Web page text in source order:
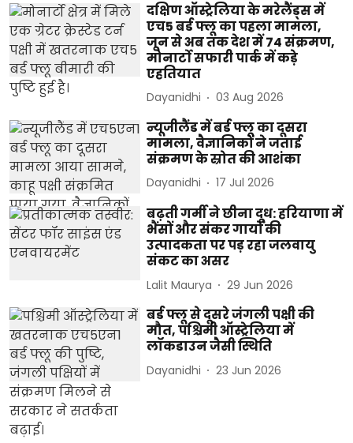
दक्षिण ऑस्ट्रेलिया के मरेलैंड्स में
एच5 बर्ड फ्लू का पहला मामला,
जून से अब तक देश में 74 संक्रमण,
मोनार्टो सफारी पार्क में कड़े
एहतियात
Dayanidhi 03 Aug 2026
न्यूजीलैंड में बर्ड फ्लू का दूसरा
मामला, वैज्ञानिकों ने जताई
संक्रमण के स्रोत की आशंका
Dayanidhi 17 Jul 2026
बढ़ती गर्मी ने छीना दूध: हरियाणा में
भैंसों और संकर गायों की
उत्पादकता पर पड़ रहा जलवायु
संकट का असर
Lalit Maurya 29 Jun 2026
बर्ड फ्लू से दूसरे जंगली पक्षी की
मौत, पश्चिमी ऑस्ट्रेलिया में
लॉकडाउन जैसी स्थिति
Dayanidhi 23 Jun 2026